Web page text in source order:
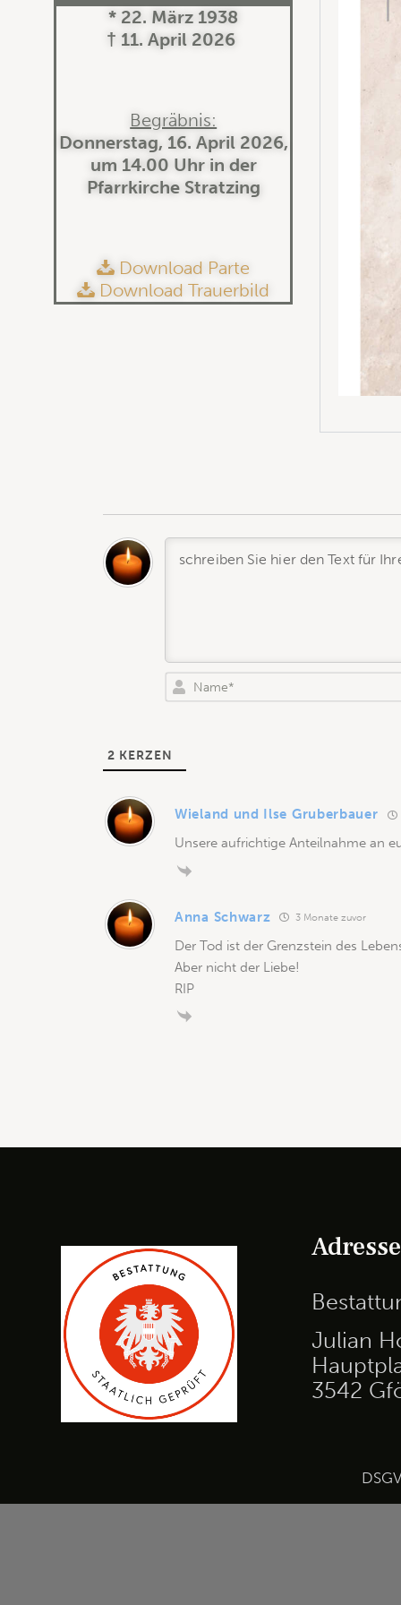
* 22. März 1938
† 11. April 2026
Begräbnis:
Donnerstag, 16. April 2026,
um 14.00 Uhr in der
Pfarrkirche Stratzing
Download Parte
Download Trauerbild
2 KERZEN
Wieland und Ilse Gruberbauer
Unsere aufrichtige Anteilnahme an
Anna Schwarz 3 Monate zuvor
Der Tod ist der Grenzstein des
Aber nicht der Liebe!
RIP
Adresse
Julian
3542